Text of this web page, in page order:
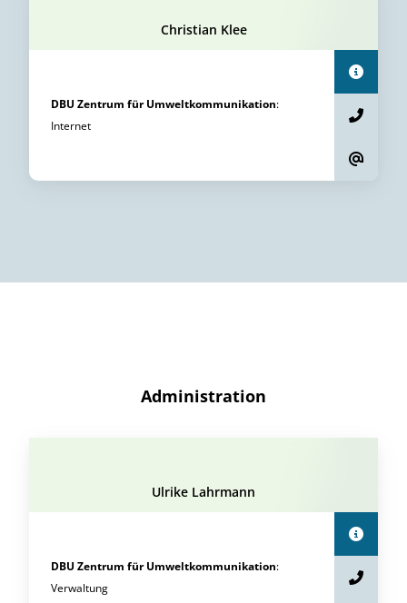
Christian Klee
DBU Zentrum für Umweltkommunikation:
Internet
Administration
Ulrike Lahrmann
DBU Zentrum für Umweltkommunikation:
Verwaltung